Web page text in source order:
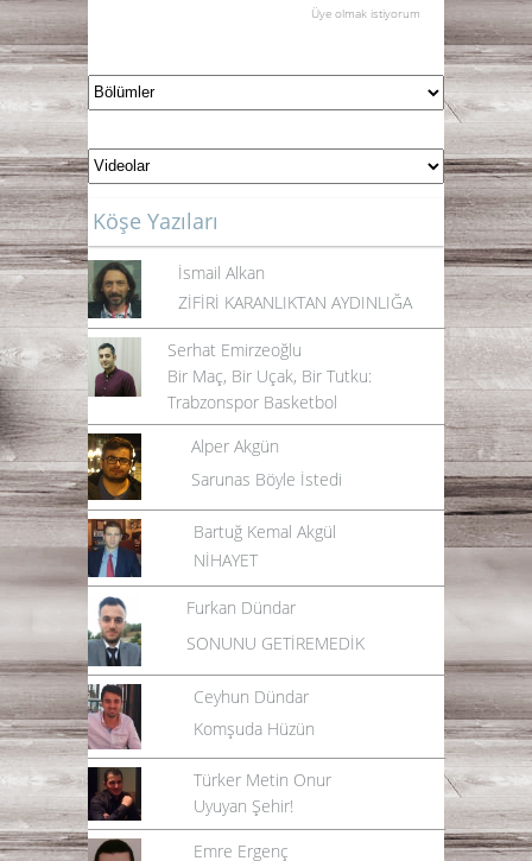
Üye olmak istiyorum
Köşe Yazıları
İsmail Alkan
ZİFİRİ KARANLIKTAN AYDINLIĞA
Serhat Emirzeoğlu
Bir Maç, Bir Uçak, Bir Tutku:
Trabzonspor Basketbol
Alper Akgün
Sarunas Böyle İstedi
Bartuğ Kemal Akgül
NİHAYET
Furkan Dündar
SONUNU GETİREMEDİK
Ceyhun Dündar
Komşuda Hüzün
Türker Metin Onur
Uyuyan Şehir!
Emre Ergenç